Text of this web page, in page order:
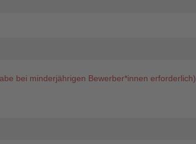
bei minderjährigen Bewerber*innen erforderlich)